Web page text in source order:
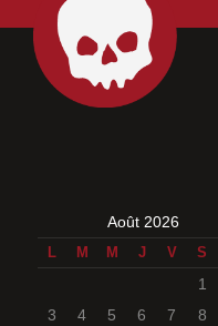
Août 2026
L M M J V S
1
3
4 5 6 7 8